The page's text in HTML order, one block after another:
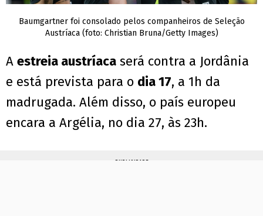
Baumgartner foi consolado pelos companheiros de Seleção
Austríaca (foto: Christian Bruna/Getty Images)
A estreia austríaca será contra a Jordânia
e está prevista para o dia 17, a 1h da
madrugada. Além disso, o país europeu
encara a Argélia, no dia 27, às 23h.
PUBLICIDADE